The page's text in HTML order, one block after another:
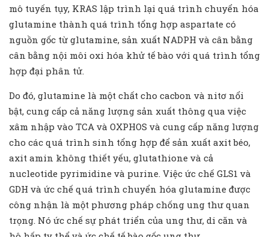
mô tuyến tụy, KRAS lập trình lại quá trình chuyển hóa
glutamine thành quá trình tổng hợp aspartate có
nguồn gốc từ glutamine, sản xuất NADPH và cân bằng
cân bằng nội môi oxi hóa khử tế bào với quá trình tổng
hợp đại phân tử.
Do đó, glutamine là một chất cho cacbon và nitơ nổi
bật, cung cấp cả năng lượng sản xuất thông qua việc
xâm nhập vào TCA và OXPHOS và cung cấp năng lượng
cho các quá trình sinh tổng hợp để sản xuất axit béo,
axit amin không thiết yếu, glutathione và cả
nucleotide pyrimidine và purine. Việc ức chế GLS1 và
GDH và ức chế quá trình chuyển hóa glutamine được
công nhận là một phương pháp chống ung thư quan
trọng. Nó ức chế sự phát triển của ung thư, di căn và